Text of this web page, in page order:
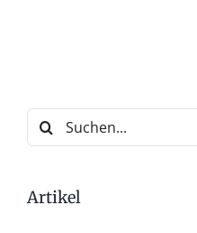
Suche
nach:
Artikel